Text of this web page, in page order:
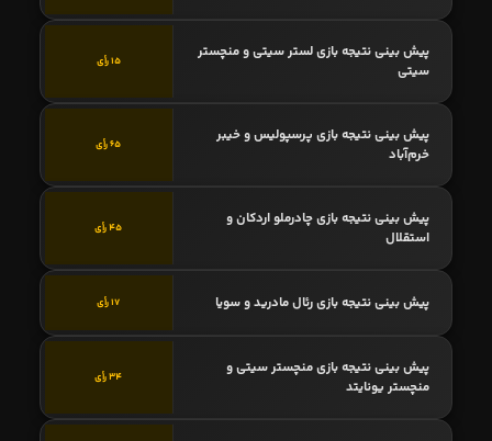
پیش بینی نتیجه بازی لستر سیتی و منچستر
سیتی
15 رأی
پیش بینی نتیجه بازی پرسپولیس و خیبر
خرم‌آباد
65 رأی
پیش بینی نتیجه بازی چادرملو اردکان و
استقلال
45 رأی
پیش بینی نتیجه بازی رئال مادرید و سویا 17 رأی
پیش بینی نتیجه بازی منچستر سیتی و
منچستر یونایتد
34 رأی